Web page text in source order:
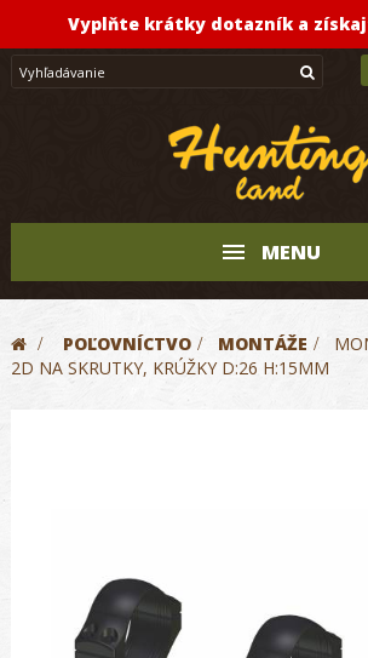
Vyplňte krátky dotazník a
MENU
> POĽOVNÍCTVO > MONTÁŽE >
2D NA SKRUTKY, KRÚŽKY D:26 H:15MM